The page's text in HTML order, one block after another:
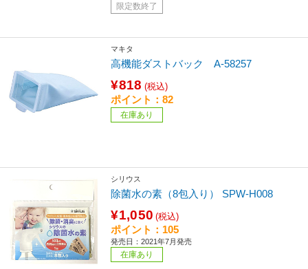
限定数終了
マキタ
高機能ダストバック A-58257
¥818 (税込)
ポイント：82
在庫あり
シリウス
除菌水の素（8包入り） SPW-H008
¥1,050 (税込)
ポイント：105
発売日：2021年7月発売
在庫あり